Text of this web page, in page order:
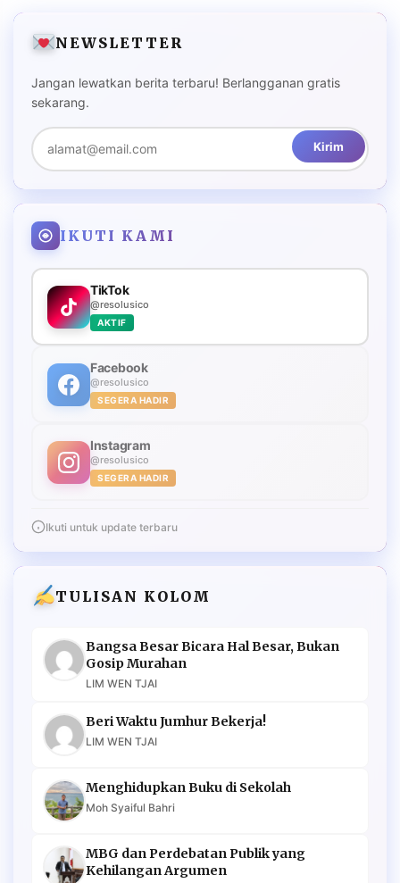
NEWSLETTER
Jangan lewatkan berita terbaru! Berlangganan gratis
sekarang.
Kirim
IKUTI KAMI
TikTok
@resolusico
AKTIF
Facebook
@resolusico
SEGERA HADIR
Instagram
@resolusico
SEGERA HADIR
Ikuti untuk update terbaru
TULISAN KOLOM
Bangsa Besar Bicara Hal Besar, Bukan
Gosip Murahan
LIM WEN TJAI
Beri Waktu Jumhur Bekerja!
LIM WEN TJAI
Menghidupkan Buku di Sekolah
Moh Syaiful Bahri
MBG dan Perdebatan Publik yang
Kehilangan Argumen